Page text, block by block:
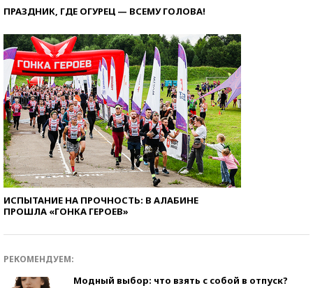
ПРАЗДНИК, ГДЕ ОГУРЕЦ — ВСЕМУ ГОЛОВА!
ИСПЫТАНИЕ НА ПРОЧНОСТЬ: В АЛАБИНЕ
ПРОШЛА «ГОНКА ГЕРОЕВ»
РЕКОМЕНДУЕМ:
Модный выбор: что взять с собой в отпуск?